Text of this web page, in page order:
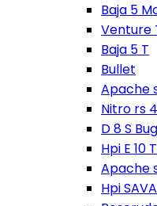
Baja 5
Venture
Baja 5 T
Bullet
Apache
Nitro rs
D 8 S
Hpi E 10
Apache
Hpi